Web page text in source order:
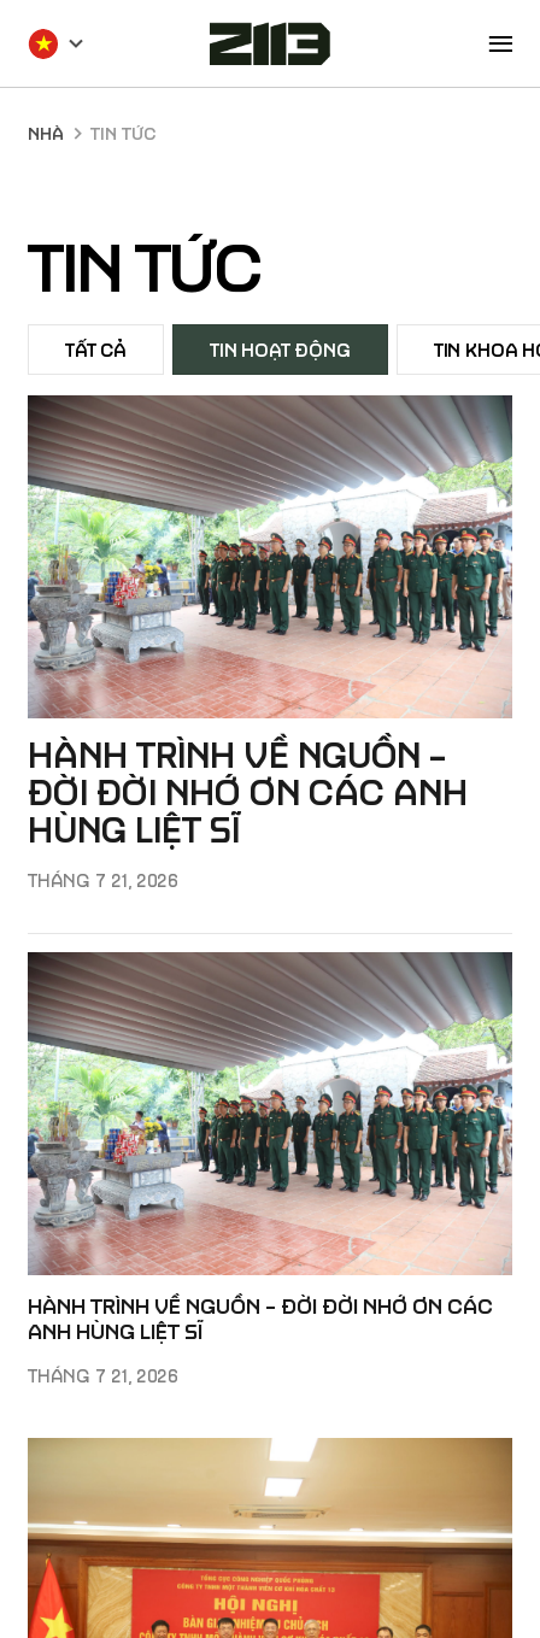
đến
dung
NHÀ TIN TỨC
TIN TỨC
TẤT CẢ TIN HOẠT ĐỘNG TIN KHOA
HÀNH TRÌNH VỀ NGUỒN –
ĐỜI ĐỜI NHỚ ƠN CÁC ANH
HÙNG LIỆT SĨ
THÁNG 7 21, 2026
HÀNH TRÌNH VỀ NGUỒN – ĐỜI ĐỜI NHỚ ƠN CÁC
ANH HÙNG LIỆT SĨ
THÁNG 7 21, 2026